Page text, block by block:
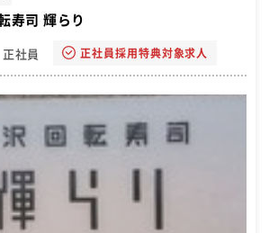
寿司 輝らり
正社員 正社員採用特典対象求人